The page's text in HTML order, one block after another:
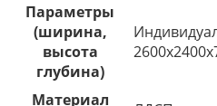
Параметры
(ширина,
высота
глубина)
Материал